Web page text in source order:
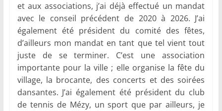
et aux associations, j’ai déjà effectué un mandat
avec le conseil précédent de 2020 à 2026. J’ai
également été président du comité des fêtes,
d’ailleurs mon mandat en tant que tel vient tout
juste de se terminer. C’est une association
importante pour la ville ; elle organise la fête du
village, la brocante, des concerts et des soirées
dansantes. J’ai également été président du club
de tennis de Mézy, un sport que par ailleurs, je